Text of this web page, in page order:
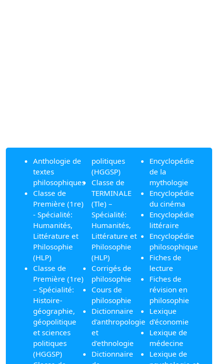
Anthologie de
textes
philosophiques
Classe de
Première (1re)
- Spécialité:
Humanités,
Littérature et
Philosophie
(HLP)
Classe de
Première (1re)
– Spécialité:
Histoire-
géographie,
géopolitique
et sciences
politiques
(HGGSP)
politiques
(HGGSP)
Classe de
TERMINALE
(Tle) –
Spécialité:
Humanités,
Littérature et
Philosophie
(HLP)
Corrigés de
philosophie
Cours de
philosophie
Dictionnaire
d'anthropologie
et
d'ethnologie
Dictionnaire
Encyclopédie
de la
mythologie
Encyclopédie
du cinéma
Encyclopédie
littéraire
Encyclopédie
philosophique
Fiches de
lecture
Fiches de
révision en
philosophie
Lexique
d'économie
Lexique de
médecine
Lexique de